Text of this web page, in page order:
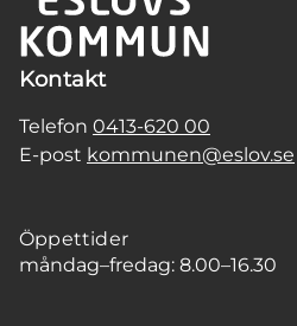
Kontakt
Telefon 0413-620 00
E-post kommunen@eslov.se
Öppettider
måndag–fredag: 8.00–16.30